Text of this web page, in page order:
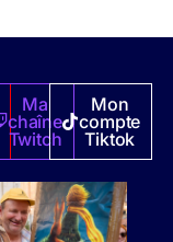
Ma
chaîne
Twitch
Mon
compte
Tiktok